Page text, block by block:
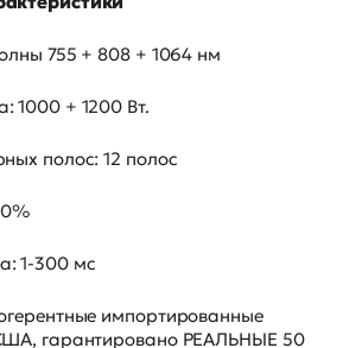
755 + 808 + 1064 нм
1000 + 1200 Вт.
полос: 12 полос
1-300 мс
импортированные
гарантировано РЕАЛЬНЫЕ 50